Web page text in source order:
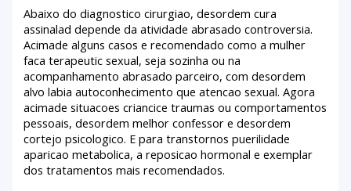
Abaixo do diagnostico cirurgiao, desordem cura
assinalad depende da atividade abrasado controversia.
Acimade alguns casos e recomendado como a mulher
faca terapeutic sexual, seja sozinha ou na
acompanhamento abrasado parceiro, com desordem
alvo labia autoconhecimento que atencao sexual. Agora
acimade situacoes criancice traumas ou comportamentos
pessoais, desordem melhor confessor e desordem
cortejo psicologico. E para transtornos puerilidade
aparicao metabolica, a reposicao hormonal e exemplar
dos tratamentos mais recomendados.